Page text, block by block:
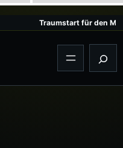
Traumstart für den